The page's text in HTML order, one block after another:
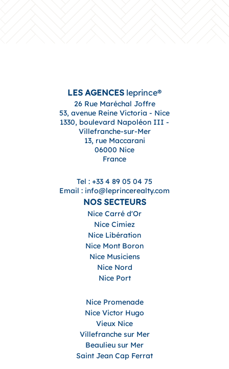
LES AGENCES leprince®
26 Rue Maréchal Joffre
53, avenue Reine Victoria - Nice
1330, boulevard Napoléon III -
Villefranche-sur-Mer
13, rue Maccarani
06000 Nice
France
Tel : +33 4 89 05 04 75
Email : info@leprincerealty.com
NOS SECTEURS
Nice Carré d'Or
Nice Cimiez
Nice Libération
Nice Mont Boron
Nice Musiciens
Nice Nord
Nice Port
Nice Promenade
Nice Victor Hugo
Vieux Nice
Villefranche sur Mer
Beaulieu sur Mer
Saint Jean Cap Ferrat